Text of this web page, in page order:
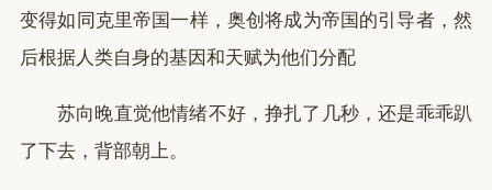
变得如同克里帝国一样，奥创将成为帝国的引导者，然
后根据人类自身的基因和天赋为他们分配
苏向晚直觉他情绪不好，挣扎了几秒，还是乖乖趴
了下去，背部朝上。